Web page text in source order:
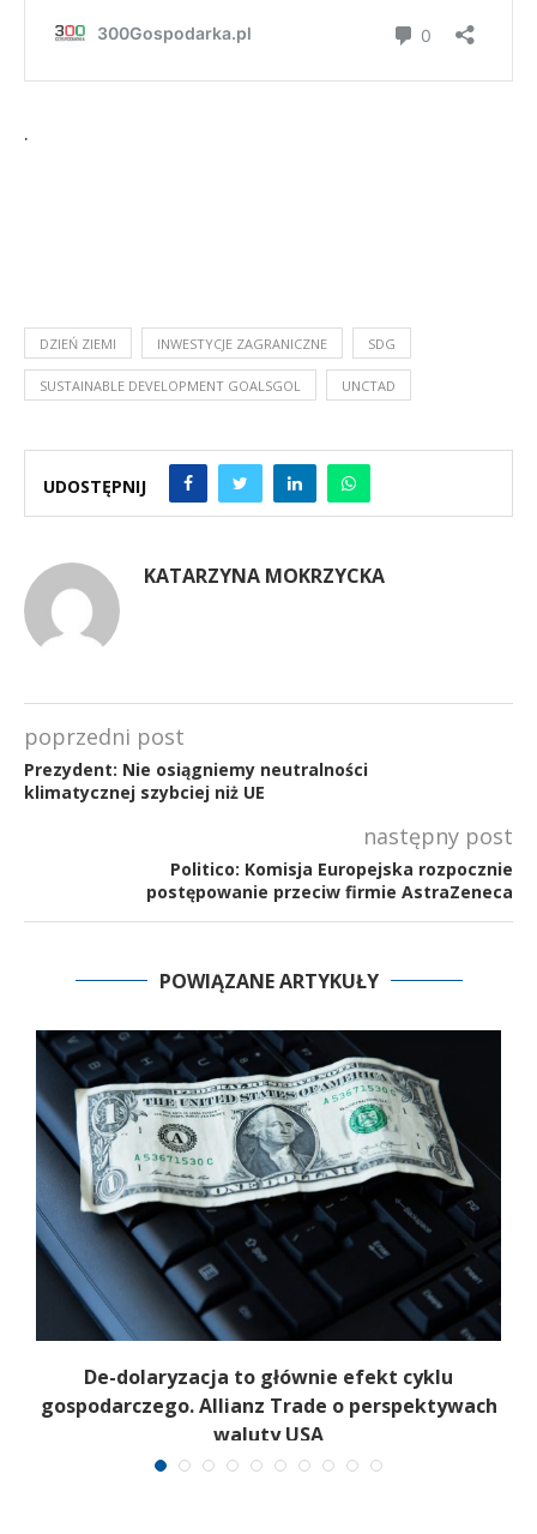
.
DZIEŃ ZIEMI INWESTYCJE ZAGRANICZNE SDG
SUSTAINABLE DEVELOPMENT GOALSGOL UNCTAD
UDOSTĘPNIJ
KATARZYNA MOKRZYCKA
poprzedni post
Prezydent: Nie osiągniemy neutralności
klimatycznej szybciej niż UE
następny post
Politico: Komisja Europejska rozpocznie
postępowanie przeciw firmie AstraZeneca
POWIĄZANE ARTYKUŁY
De-dolaryzacja to głównie efekt cyklu
gospodarczego. Allianz Trade o perspektywach
waluty USA